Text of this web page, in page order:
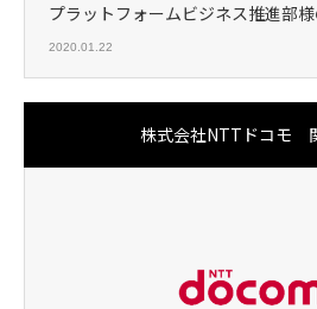
プラットフォームビジネス推進部
2020.01.22
株式会社NTTドコモ